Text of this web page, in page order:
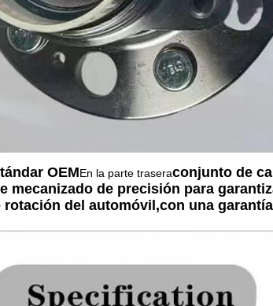
OEMEn la parte traseraconjunto de
mecanizado de precisión para
del automóvil,con una